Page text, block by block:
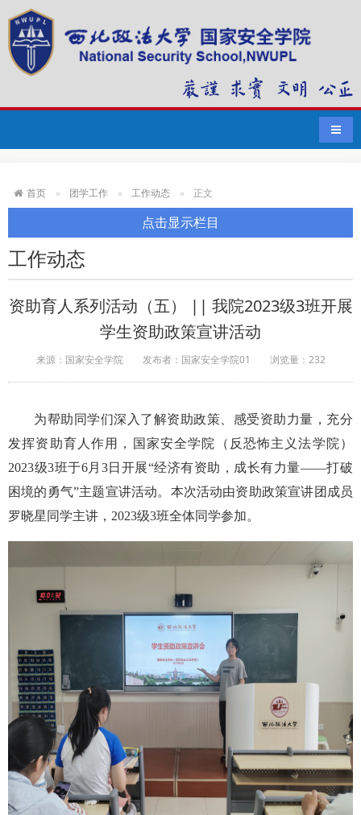
导航
首页 团学工作 工作动态 正文
点击显示栏目
工作动态
资助育人系列活动（五） || 我院2023级3班开展
学生资助政策宣讲活动
来源：国家安全学院 发布者：国家安全学院01 浏览量： 232
为帮助同学们深入了解资助政策、感受资助力量，充分
发挥资助育人作用，国家安全学院（反恐怖主义法学院）
2023级3班于6月3日开展“经济有资助，成长有力量——打破
困境的勇气”主题宣讲活动。本次活动由资助政策宣讲团成员
罗晓星同学主讲，2023级3班全体同学参加。